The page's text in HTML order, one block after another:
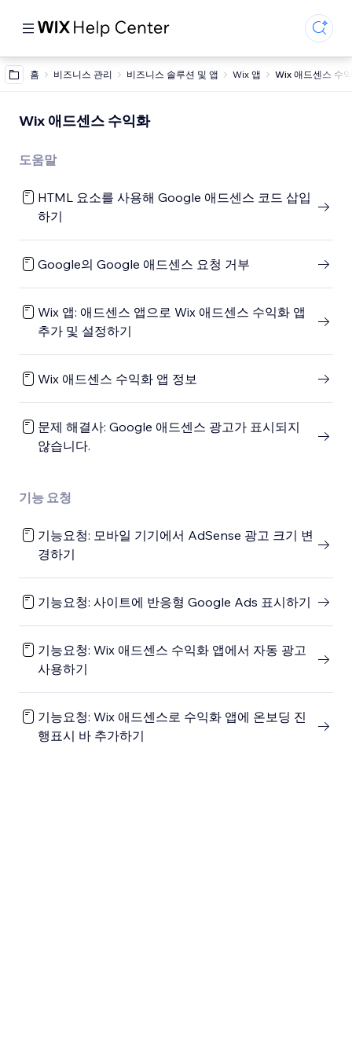
홈 비즈니스 관리 비즈니스 솔루션 및 앱 Wix 앱 Wix 애드센스 수
Wix 애드센스 수익화
도움말
HTML 요소를 사용해 Google 애드센스 코드 삽입
하기
Google의 Google 애드센스 요청 거부
Wix 앱: 애드센스 앱으로 Wix 애드센스 수익화 앱
추가 및 설정하기
Wix 애드센스 수익화 앱 정보
문제 해결사: Google 애드센스 광고가 표시되지
않습니다.
기능 요청
기능요청: 모바일 기기에서 AdSense 광고 크기 변
경하기
기능요청: 사이트에 반응형 Google Ads 표시하기
기능요청: Wix 애드센스 수익화 앱에서 자동 광고
사용하기
기능요청: Wix 애드센스로 수익화 앱에 온보딩 진
행표시 바 추가하기